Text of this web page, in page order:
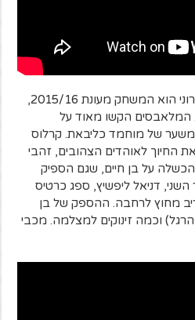
המשחק השני שמבצבץ בזכרוני הוא המשחק מעונת 2015/16,
בו מכבי תל אביב ניצחה 1:2. המלאבסים הקשו מאוד על
הצהובים ואף עלו ליתרון 0:1 משער של מוחמד כליבאת. קרלוס
החיוך לאוהדים הצהובים, זהבי
על בן חיים, שגם הספיק
דניאל ליפשיץ, ספג כרטיס
מחוץ לרחבה. ההספק של בן
וכמה זינוקים למצלמה. מכבי